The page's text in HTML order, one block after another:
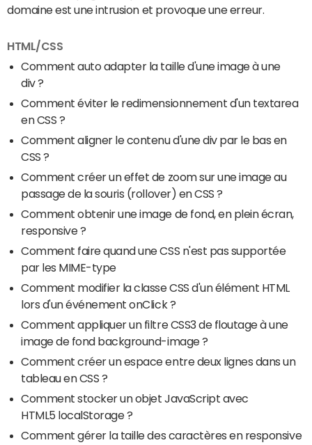
domaine est une intrusion et provoque une erreur.
HTML/CSS
Comment auto adapter la taille d'une image à une
div ?
Comment éviter le redimensionnement d'un textarea
en CSS ?
Comment aligner le contenu d'une div par le bas en
CSS ?
Comment créer un effet de zoom sur une image au
passage de la souris (rollover) en CSS ?
Comment obtenir une image de fond, en plein écran,
responsive ?
Comment faire quand une CSS n'est pas supportée
par les MIME-type
Comment modifier la classe CSS d'un élément HTML
lors d'un événement onClick ?
Comment appliquer un filtre CSS3 de floutage à une
image de fond background-image ?
Comment créer un espace entre deux lignes dans un
tableau en CSS ?
Comment stocker un objet JavaScript avec
HTML5 localStorage ?
Comment gérer la taille des caractères en responsive